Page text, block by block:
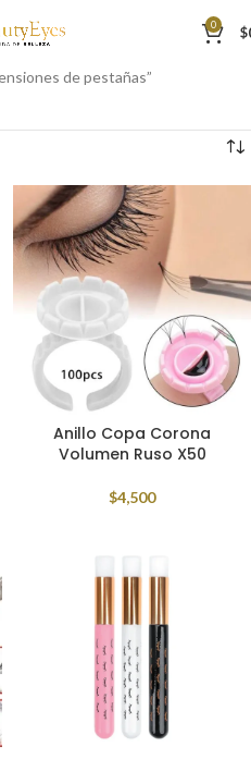
0 $
de pestañas”
Anillo Copa Corona
Volumen Ruso X50
$4,500